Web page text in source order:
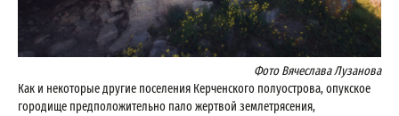
Фото Вячеслава Лузанова
Как и некоторые другие поселения Керченского полуострова, опукское
городище предположительно пало жертвой землетрясения,